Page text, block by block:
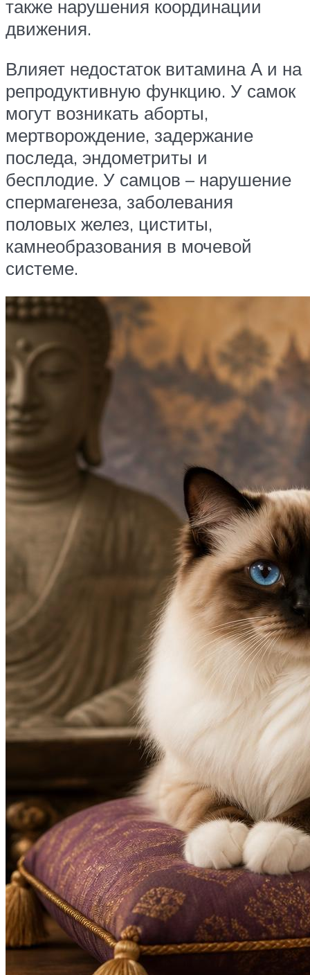
также нарушения координации
движения.
Влияет недостаток витамина А и на
репродуктивную функцию. У самок
могут возникать аборты,
мертворождение, задержание
последа, эндометриты и
бесплодие. У самцов – нарушение
спермагенеза, заболевания
половых желез, циститы,
камнеобразования в мочевой
системе.